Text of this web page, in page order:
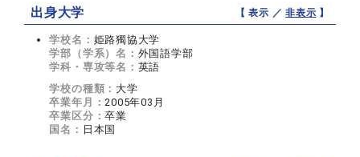
出身大学 【 表示 ／非表示 】
学校名： 姫路獨協大学
学部（学系）名： 外国語学部
学科・専攻等名： 英語
学校の種類： 大学
卒業年月：2005年03月
卒業区分：卒業
国名： 日本国